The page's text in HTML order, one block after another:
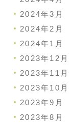
2024年3月
2024年2月
2024年1月
2023年12月
2023年11月
2023年10月
2023年9月
2023年8月